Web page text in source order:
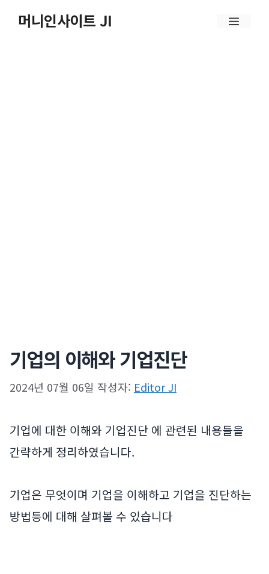
머니인사이트 JI
메
기업의 이해와 기업진단
2024년 07월 06일 작성자: Editor JI
기업에 대한 이해와 기업진단 에 관련된 내용들을
간략하게 정리하였습니다.
기업은 무엇이며 기업을 이해하고 기업을 진단하는
방법등에 대해 살펴볼 수 있습니다